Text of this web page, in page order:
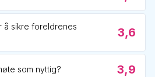
å sikre foreldrenes
3,6
som nyttig? 3,9